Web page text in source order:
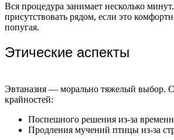
Вся процедура занимает несколько
присутствовать рядом, если это
попугая.
Этические аспекты
Эвтаназия — морально тяжелый выбор.
крайностей:
Поспешного решения из-за
Продления мучений птицы из-за